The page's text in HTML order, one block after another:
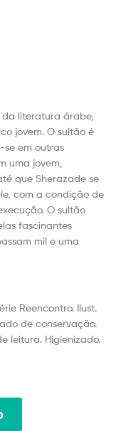
literatura árabe,
jovem. O sultão é
se em outras
uma jovem,
que Sherazade se
com a condição de
O sultão
fascinantes
mil e uma
Reencontro. Ilust.
de conservação.
leitura. Higienizado.